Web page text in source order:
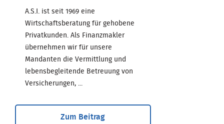
A.S.I. ist seit 1969 eine
Wirtschaftsberatung für gehobene
Privatkunden. Als Finanzmakler
übernehmen wir für unsere
Mandanten die Vermittlung und
lebensbegleitende Betreuung von
Versicherungen, ...
Zum Beitrag